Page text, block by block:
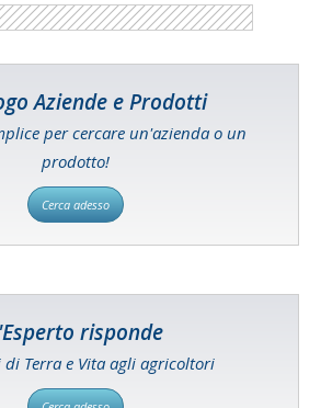
Aziende e Prodotti
per cercare un'azienda o un
prodotto!
Cerca adesso
risponde
di Terra e Vita agli agricoltori